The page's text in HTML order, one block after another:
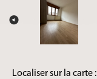
Localiser sur la carte :